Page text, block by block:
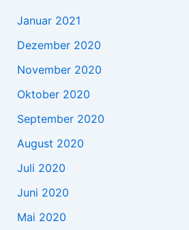
Januar 2021
Dezember 2020
November 2020
Oktober 2020
September 2020
August 2020
Juli 2020
Juni 2020
Mai 2020